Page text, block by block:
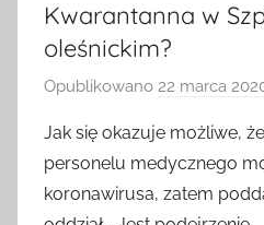
Kwarantanna w
oleśnickim?
Opublikowano 22 marca
Jak się okazuje możliwe,
personelu medycznego
koronawirusa, zatem